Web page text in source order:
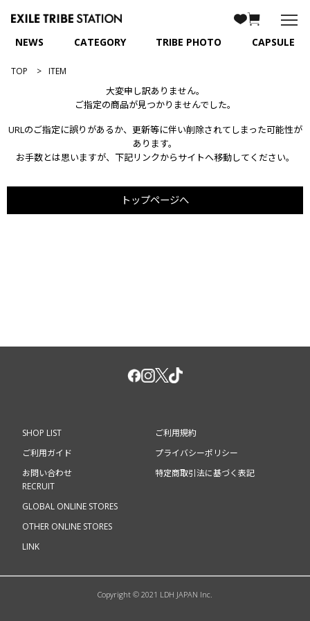
NEWS CATEGORY TRIBE PHOTO CAPSULE
TOP ITEM
大変申し訳ありません。
ご指定の商品が見つかりませんでした。
URLのご指定に誤りがあるか、更新等に伴い削除されてしまった可能性が
あります。
お手数とは思いますが、下記リンクからサイトへ移動してください。
トップページへ
SHOP LIST
ご利用ガイド
お問い合わせ
ご利用規約
プライバシーポリシー
特定商取引法に基づく表記
RECRUIT
GLOBAL ONLINE STORES
OTHER ONLINE STORES
LINK
Copyright © 2021 LDH JAPAN Inc.